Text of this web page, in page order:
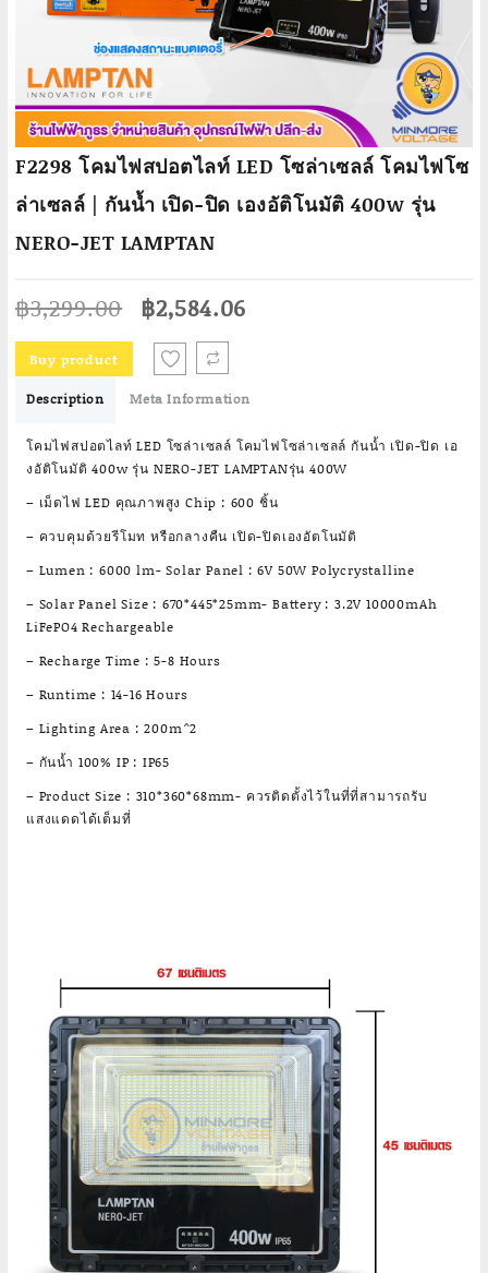
F2298 โคมไฟสปอตไลท์ LED โซล่าเซลล์ โคมไฟโซ
ล่าเซลล์ | กันน้ำ เปิด-ปิด เองอัติโนมัติ 400w รุ่น
NERO-JET LAMPTAN
฿3,299.00 Original
price
was:
฿3,299.00.
฿2,584.06
Buy product
Description Meta Information
โคมไฟสปอตไลท์ LED โซล่าเซลล์ โคมไฟโซล่าเซลล์ กันน้ำ เปิด-ปิด เอ
งอัติโนมัติ 400w รุ่น NERO-JET LAMPTANรุ่น 400W
– เม็ดไฟ LED คุณภาพสูง Chip : 600 ชิ้น
– ควบคุมด้วยรีโมท หรือกลางคืน เปิด-ปิดเองอัตโนมัติ
– Lumen : 6000 lm- Solar Panel : 6V 50W Polycrystalline
– Solar Panel Size : 670*445*25mm- Battery : 3.2V 10000mAh
LiFePO4 Rechargeable
– Recharge Time : 5-8 Hours
– Runtime : 14-16 Hours
– Lighting Area : 200m^2
– กันน้ำ 100% IP : IP65
– Product Size : 310*360*68mm- ควรติดตั้งไว้ในที่ที่สามารถรับ
แสงแดดได้เต็มที่